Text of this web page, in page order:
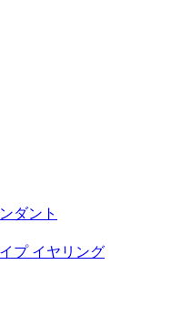
ダント
プ イヤリング